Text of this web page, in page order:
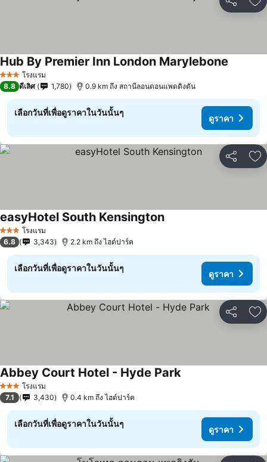
แชร์ เ
3 ดาว โรงแรม
Hub By Premier Inn London Marylebone
8.8 ดีเลิศ 1,780 0.9 km ถึง สถานีลอนดอนแพดดิงตัน
เลือกวันที่เพื่อดูราคาในวันนั้นๆ
ดูราคา
แชร์ เ
3 ดาว โรงแรม
easyHotel South Kensington
6.8 3,343 2.2 km ถึง ไฮด์ปาร์ค
เลือกวันที่เพื่อดูราคาในวันนั้นๆ
ดูราคา
แชร์ เ
3 ดาว โรงแรม
Abbey Court Hotel - Hyde Park
7.1 3,430 0.4 km ถึง ไฮด์ปาร์ค
เลือกวันที่เพื่อดูราคาในวันนั้นๆ
ดูราคา